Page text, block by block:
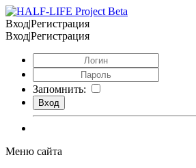
Вход|Регистрация
Вход|Регистрация
Запомнить:
Меню сайта